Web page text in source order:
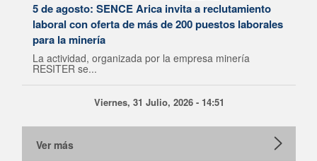
5 de agosto: SENCE Arica invita a reclutamiento
laboral con oferta de más de 200 puestos laborales
para la minería
La actividad, organizada por la empresa minería
RESITER se...
Viernes, 31 Julio, 2026 - 14:51
Ver más